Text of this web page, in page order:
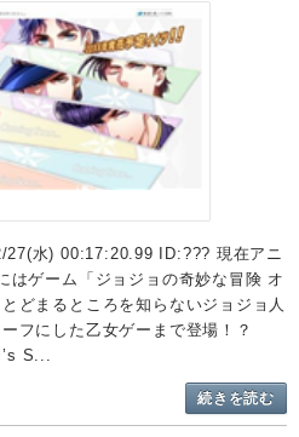
水) 00:17:20.99 ID:??? 現在アニ
はゲーム「ジョジョの奇妙な冒険 オ
どまるところを知らないジョジョ人
フにした乙女ゲーまで登場！？
S...
続きを読む